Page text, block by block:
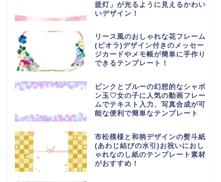
提灯」が光るように見えるかわい
いデザイン！
リース風のおしゃれな花フレーム
(ビオラ)デザイン付きのメッセー
ジカードやメモ帳が簡単に手作り
できるテンプレート！
ピンクとブルーの幻想的なシャボ
ン玉♡女の子に人気の動画フレー
ムでテキスト入力、写真合成が可
能な便利で簡単なテンプレート
市松模様と和柄デザインの熨斗紙
(あわじ結びの水引)お祝いにおし
ゃれなのし紙のテンプレート素材
がおすすめ！